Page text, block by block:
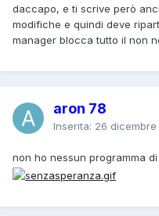
daccapo, e ti scrive però
modifiche e quindi deve
manager blocca tutto il non
aron 78
Inserita: 26 dicembre
non ho nessun programma